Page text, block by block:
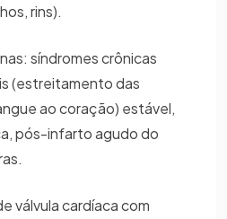
rins).
síndromes crônicas
(estreitamento das
ao coração) estável,
pós-infarto agudo do
válvula cardíaca com